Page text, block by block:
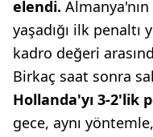
elendi.
yaşadığı ilk penaltı
kadro değeri
Birkaç saat sonra
Hollanda'yı 3-2'lik
gece, aynı